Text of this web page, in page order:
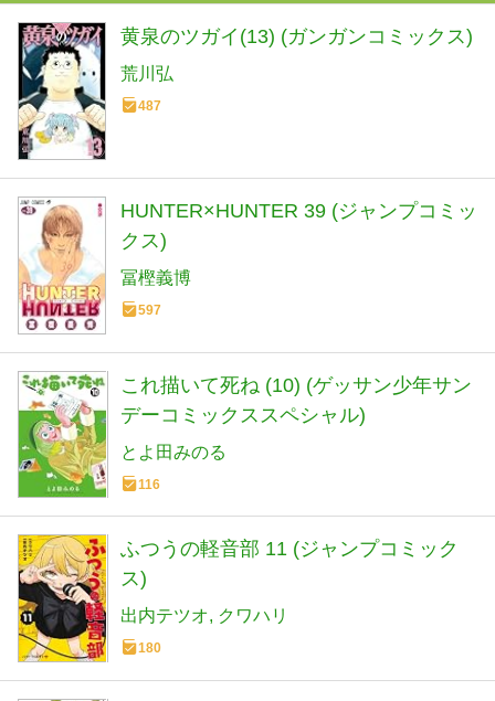
黄泉のツガイ(13) (ガンガンコミックス)
荒川弘
487
HUNTER×HUNTER 39 (ジャンプコミッ
クス)
冨樫義博
597
これ描いて死ね (10) (ゲッサン少年サン
デーコミックススペシャル)
とよ田みのる
116
ふつうの軽音部 11 (ジャンプコミック
ス)
出内テツオ クワハリ
180